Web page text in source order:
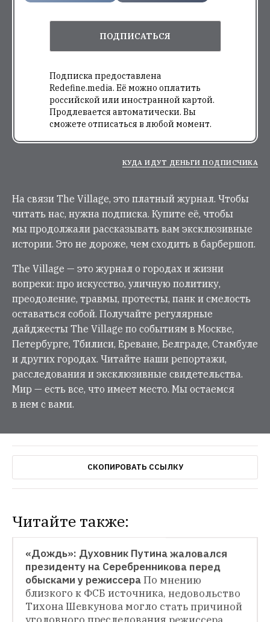
ПОДПИСАТЬСЯ
Подписка предоставлена
Redefine.media. Её можно оплатить
российской или иностранной картой.
Продлевается автоматически. Вы
сможете отписаться в любой момент.
КУДА ИДУТ ДЕНЬГИ ПОДПИСЧИКА
На связи The Village, это платный журнал. Чтобы
читать нас, нужна подписка. Купите её, чтобы
мы продолжали рассказывать вам эксклюзивные
истории. Это не дороже, чем сходить в барбершоп.
The Village — это журнал о городах и жизни
вопреки: про искусство, уличную политику,
преодоление, травмы, протесты, панк и смелость
оставаться собой. Получайте регулярные
дайджесты The Village по событиям в Москве,
Петербурге, Тбилиси, Ереване, Белграде, Стамбуле
и других городах. Читайте наши репортажи,
расследования и эксклюзивные свидетельства.
Мир — есть все, что имеет место. Мы остаемся
в нем с вами.
СКОПИРОВАТЬ ССЫЛКУ
Читайте также:
НОВОСТИ
«Дождь»: Духовник Путина жаловался
президенту на Серебренникова перед
обысками у режиссераПо мнению
близкого к ФСБ источника, недовольство
Тихона Шевкунова могло стать причиной